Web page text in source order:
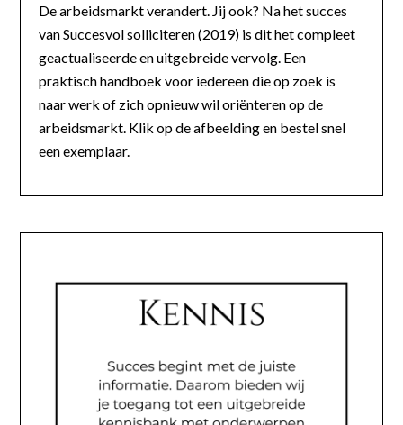
De arbeidsmarkt verandert. Jij ook? Na het succes
van Succesvol solliciteren (2019) is dit het compleet
geactualiseerde en uitgebreide vervolg. Een
praktisch handboek voor iedereen die op zoek is
naar werk of zich opnieuw wil oriënteren op de
arbeidsmarkt. Klik op de afbeelding en bestel snel
een exemplaar.